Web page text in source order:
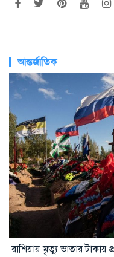
আন্তর্জাতিক
রাশিয়ায় মৃত্যু ভাতার টাকায়